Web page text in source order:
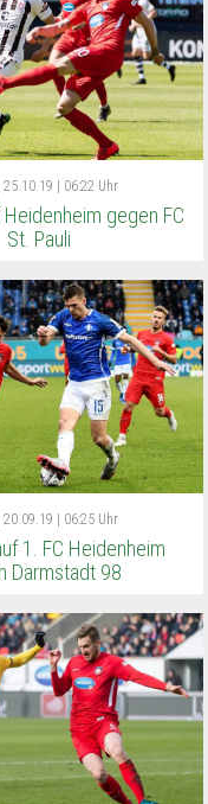
25.10.19 | 06:22 Uhr
gegen FC
St. Pauli
20.09.19 | 06:25 Uhr
1. FC Heidenheim
Darmstadt 98